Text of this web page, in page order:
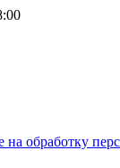
на обработку